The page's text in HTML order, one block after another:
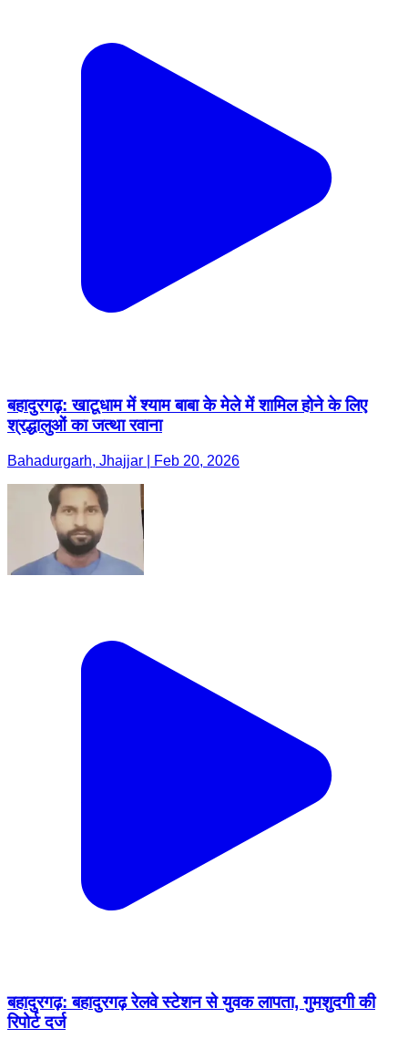
बहादुरगढ़: खाटूधाम में श्याम बाबा के मेले में शामिल होने के लिए
श्रद्धालुओं का जत्था रवाना
Bahadurgarh, Jhajjar | Feb 20, 2026
बहादुरगढ़: बहादुरगढ़ रेलवे स्टेशन से युवक लापता, गुमशुदगी की
रिपोर्ट दर्ज